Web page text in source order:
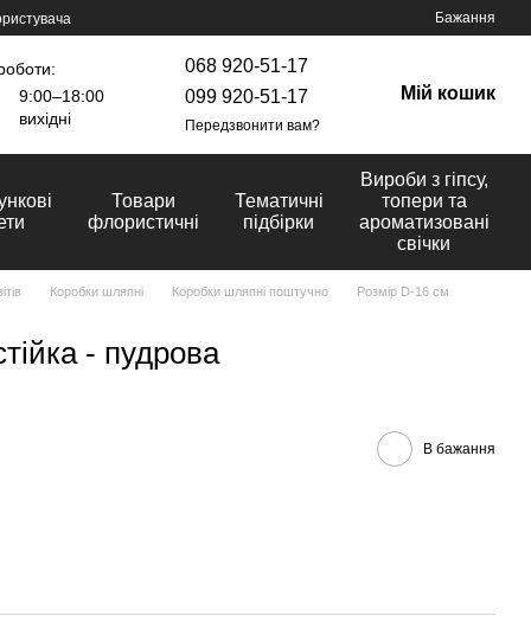
Бажання
9:00–18:00
вихідні
068 920-51-17
099 920-51-17
Передзвонити вам?
Мій кошик
Товари
флористичні
Тематичні
підбірки
Вироби з гіпсу,
топери та
ароматизовані
свічки
Коробки шляпні Коробки шляпні поштучно
Розмір D-16 cм
- пудрова
В бажання